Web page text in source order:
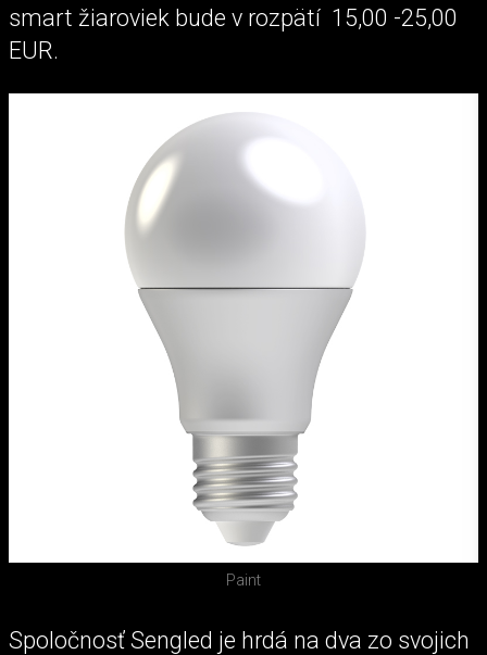
smart žiaroviek bude v rozpätí 15,00 -25,00
EUR.
Paint
Spoločnosť Sengled je hrdá na dva zo svojich